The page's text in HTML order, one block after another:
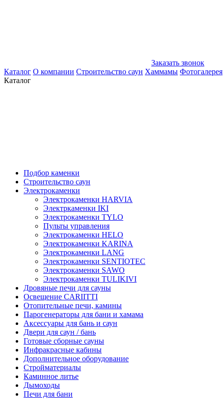
Заказать звонок
Каталог О компании Строительство саун Хаммамы Фотогалерея
Каталог
Подбор каменки
Строительство саун
Электрокаменки
Электрокаменки HARVIA
Электркаменки IKI
Электрокаменки TYLO
Пульты управления
Электрокаменки HELO
Электрокаменки KARINA
Электрокаменки LANG
Электрокаменки SENTIOTEC
Электрокаменки SAWO
Электрокаменки TULIKIVI
Дровяные печи для сауны
Освещение CARIITTI
Отопительные печи, камины
Парогенераторы для бани и хамама
Аксессуары для бань и саун
Двери для саун / бань
Готовые сборные сауны
Инфракрасные кабины
Дополнительное оборудование
Стройматериалы
Каминное литье
Дымоходы
Печи для бани